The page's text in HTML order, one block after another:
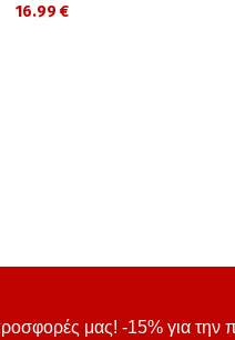
16.99 €
μας! -15% για